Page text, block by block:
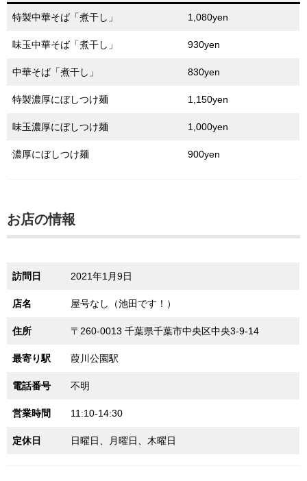
特製中華そば「煮干し」 1,080yen
味玉中華そば「煮干し」 930yen
中華そば「煮干し」 830yen
特製濃厚にぼしつけ麺 1,150yen
味玉濃厚にぼしつけ麺 1,000yen
濃厚にぼしつけ麺 900yen
お店の情報
訪問日 2021年1月9日
店名 屋号なし（池田です！）
住所 〒260-0013 千葉県千葉市中央区中央3-9-14
最寄り駅 葭川公園駅
電話番号 不明
営業時間 11:10-14:30
定休日 日曜日、月曜日、木曜日